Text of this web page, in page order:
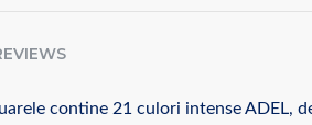
contine 21 culori intense ADEL,